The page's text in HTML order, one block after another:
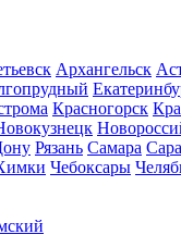
Архангельск
Красногорск
Рязань Самара
Чебоксары